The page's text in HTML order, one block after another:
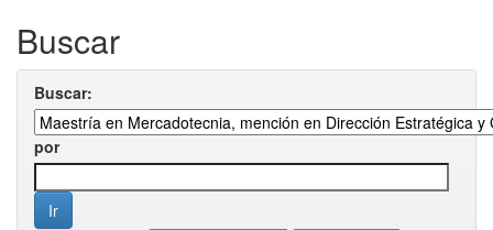
Buscar
Buscar:
por